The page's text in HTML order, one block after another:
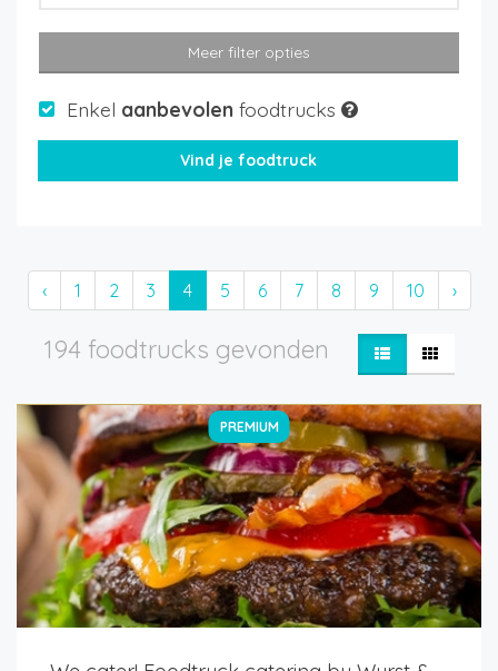
Meer filter opties
Enkel aanbevolen foodtrucks
‹ 1 2 3 4 5 6 7 8 9 10 ›
194 foodtrucks gevonden
PREMIUM